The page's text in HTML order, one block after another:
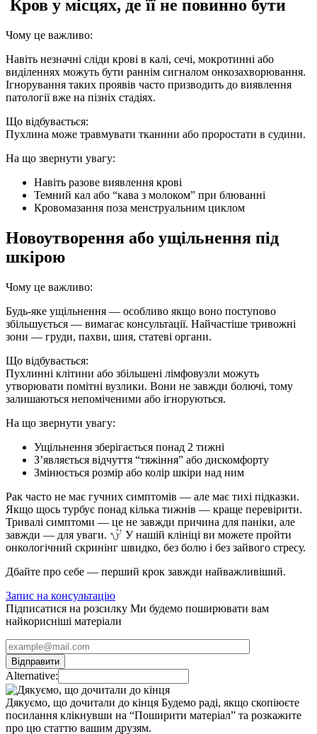
Кров у місцях, де її не повинно бути
Чому це важливо:
Навіть незначні сліди крові в калі, сечі, мокротинні або
виділеннях можуть бути раннім сигналом онкозахворювання.
Ігнорування таких проявів часто призводить до виявлення
патології вже на пізніх стадіях.
Що відбувається:
Пухлина може травмувати тканини або проростати в судини.
На що звернути увагу:
Навіть разове виявлення крові
Темний кал або “кава з молоком” при блюванні
Кровомазання поза менструальним циклом
Новоутворення або ущільнення під
шкірою
Чому це важливо:
Будь-яке ущільнення — особливо якщо воно поступово
збільшується — вимагає консультації. Найчастіше тривожні
зони — груди, пахви, шия, статеві органи.
Що відбувається:
Пухлинні клітини або збільшені лімфовузли можуть
утворювати помітні вузлики. Вони не завжди болючі, тому
залишаються непоміченими або ігноруються.
На що звернути увагу:
Ущільнення зберігається понад 2 тижні
З’являється відчуття “тяжіння” або дискомфорту
Змінюється розмір або колір шкіри над ним
Рак часто не має гучних симптомів — але має тихі підказки.
Якщо щось турбує понад кілька тижнів — краще перевірити.
Тривалі симптоми — це не завжди причина для паніки, але
завжди — для уваги.
У нашій клініці ви можете пройти
онкологічний скринінг швидко, без болю і без зайвого стресу.
Дбайте про себе — перший крок завжди найважливіший.
Запис на консультацію
Підписатися на розсилку Ми будемо поширювати вам
найкорисніші матеріали
Alternative:
Дякуємо, що дочитали до кінця Будемо раді, якщо скопіюєте
посилання клікнувши на “Поширити матеріал” та розкажите
про цю статтю вашим друзям.